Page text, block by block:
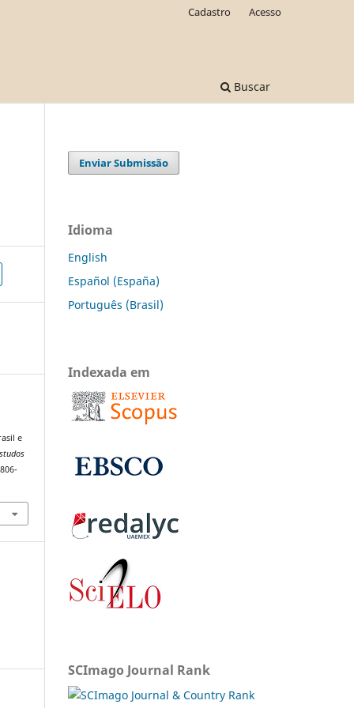
Buscar
Cadastro Acesso
e
Enviar Submissão
Idioma
English
Español (España)
Português (Brasil)
Indexada em
SCImago Journal Rank